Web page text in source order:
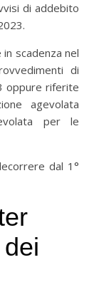
di addebito
scadenza nel
di
oppure riferite
agevolata
per le
dal 1°